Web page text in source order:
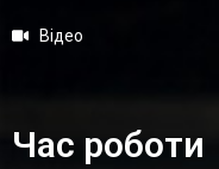
Відео
Час роботи